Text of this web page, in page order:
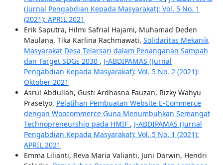
(Jurnal Pengabdian Kepada Masyarakat): Vol. 5 No. 1
(2021): APRIL 2021
Erik Saputra, Hilmi Safrial Hajami, Muhamad Deden
Maulana, Tika Karlina Rachmawati, Solidaritas Mekanik
Masyarakat Desa Telarsari dalam Penanganan Sampah
dan Target SDGs 2030 , J-ABDIPAMAS (Jurnal
Pengabdian Kepada Masyarakat): Vol. 5 No. 2 (2021):
Oktober 2021
Asrul Abdullah, Gusti Ardhasna Fauzan, Rizky Wahyu
Prasetyo, Pelatihan Pembuatan Website E-Commerce
dengan Woocommerce Guna Menumbuhkan Semangat
Technopreneurship pada HMIF , J-ABDIPAMAS (Jurnal
Pengabdian Kepada Masyarakat): Vol. 5 No. 1 (2021):
APRIL 2021
Emma Lilianti, Reva Maria Valianti, Juni Darwin, Hendri